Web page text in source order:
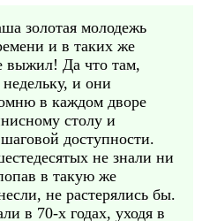
золотая молодежь
и в таких же
выжил! Да что там,
и они
в каждом дворе
столу и
доступности.
не знали ни
в такую же
не растерялись бы.
в 70-х годах, уходя в